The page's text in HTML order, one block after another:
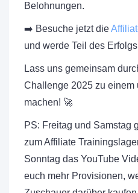
Belohnungen.
➡️ Besuche jetzt die
und werde Teil des
Lass uns gemeinsam
Challenge 2025 zu einem
machen! 🚀
PS: Freitag und Samstag
zum Affiliate
Sonntag das YouTube
euch mehr Provisionen,